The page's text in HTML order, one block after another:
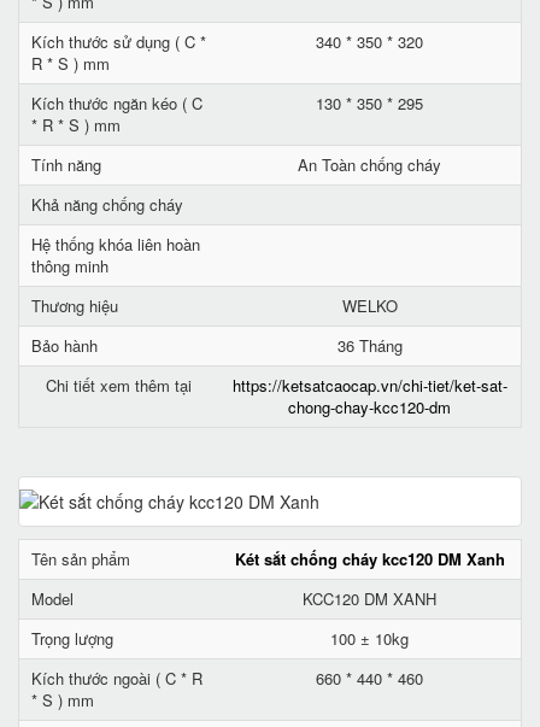
Kích thước sử dụng ( C *
R * S ) mm
340 * 350 * 320
Kích thước ngăn kéo ( C
* R * S ) mm
130 * 350 * 295
Tính năng
An Toàn chống cháy
Khả năng chống cháy
Hệ thống khóa liên hoàn
thông minh
Thương hiệu
WELKO
Bảo hành
36 Tháng
Chi tiết xem thêm tại
https://ketsatcaocap.vn/chi-tiet/ket-sat-
chong-chay-kcc120-dm
Tên sản phẩm
Két sắt chống cháy kcc120 DM Xanh
Model
KCC120 DM XANH
Trọng lượng
100 ± 10kg
Kích thước ngoài ( C * R
* S ) mm
660 * 440 * 460